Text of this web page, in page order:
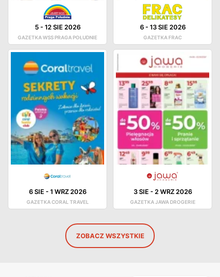
5-12 SIE 2026
GAZETKA WSS PRAGA POŁUDNIE
6-13 SIE 2026
GAZETKA FRAC
6 SIE-1 WRZ 2026
GAZETKA CORAL TRAVEL
3 SIE-2 WRZ 2026
GAZETKA JAWA DROGERIE
ZOBACZ WSZYSTKIE